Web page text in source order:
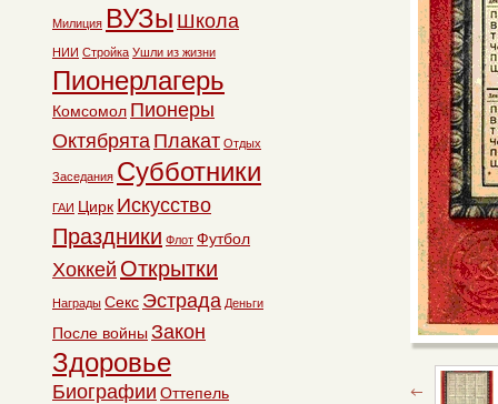
Милиция ВУЗы Школа
НИИ Стройка Ушли из жизни
Пионерлагерь
Комсомол Пионеры
Октябрята Плакат Отдых
Заседания Субботники
ГАИ Цирк Искусство
Праздники Флот Футбол
Хоккей Открытки
Награды Секс Эстрада Деньги
После войны Закон
Здоровье
Биографии Оттепель